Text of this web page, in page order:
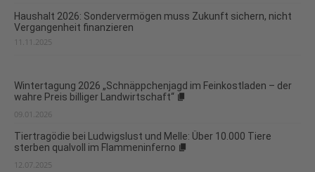
Haushalt 2026: Sondervermögen muss Zukunft sichern, nicht
Vergangenheit finanzieren
11.11.2025
Wintertagung 2026 „Schnäppchenjagd im Feinkostladen – der
wahre Preis billiger Landwirtschaft“
09.01.2026
Tiertragödie bei Ludwigslust und Melle: Über 10.000 Tiere
sterben qualvoll im Flammeninferno
12.07.2025